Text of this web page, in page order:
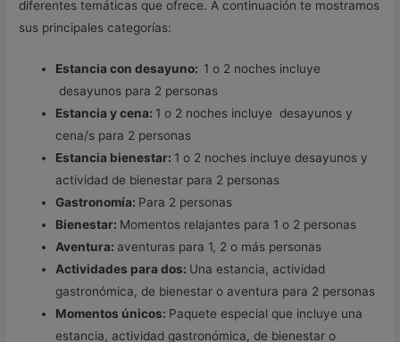
diferentes temáticas que ofrece. A continuación te mostramos
sus principales categorías:
Estancia con desayuno: 1 o 2 noches incluye
desayunos para 2 personas
Estancia y cena: 1 o 2 noches incluye desayunos y
cena/s para 2 personas
Estancia bienestar: 1 o 2 noches incluye desayunos y
actividad de bienestar para 2 personas
Gastronomía: Para 2 personas
Bienestar: Momentos relajantes para 1 o 2 personas
Aventura: aventuras para 1, 2 o más personas
Actividades para dos: Una estancia, actividad
gastronómica, de bienestar o aventura para 2 personas
Momentos únicos: Paquete especial que incluye una
estancia, actividad gastronómica, de bienestar o